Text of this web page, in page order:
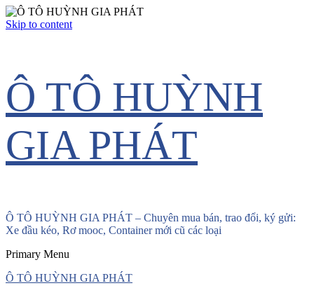
Skip to content
Ô TÔ HUỲNH
GIA PHÁT
Ô TÔ HUỲNH GIA PHÁT – Chuyên mua bán, trao đổi, ký gửi:
Xe đầu kéo, Rơ mooc, Container mới cũ các loại
Primary Menu
Ô TÔ HUỲNH GIA PHÁT